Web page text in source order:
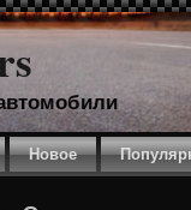
Новое